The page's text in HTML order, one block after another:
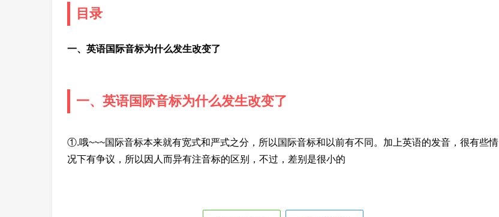
目录
一、英语国际音标为什么发生改变了
一、英语国际音标为什么发生改变了
①.哦~~~国际音标本来就有宽式和严式之分，所以国际音标和以前有不同。加上英语的发音，很有些情
况下有争议，所以因人而异有注音标的区别，不过，差别是很小的